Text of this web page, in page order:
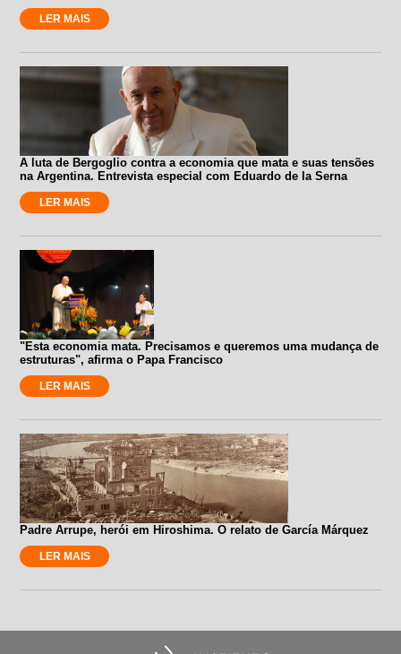
LER MAIS
A luta de Bergoglio contra a economia que mata e suas tensões
na Argentina. Entrevista especial com Eduardo de la Serna
LER MAIS
"Esta economia mata. Precisamos e queremos uma mudança de
estruturas", afirma o Papa Francisco
LER MAIS
Padre Arrupe, herói em Hiroshima. O relato de García Márquez
LER MAIS